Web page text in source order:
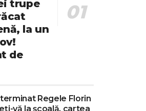
trupe
la un
de
Regele Florin
vă la școală, cartea